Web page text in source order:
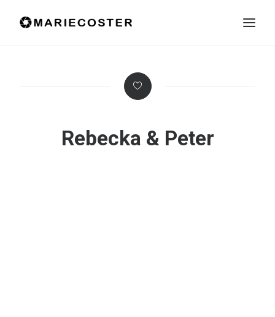
Rebecka & Peter